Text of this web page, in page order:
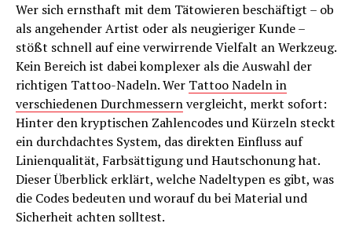
Wer sich ernsthaft mit dem Tätowieren beschäftigt – ob
als angehender Artist oder als neugieriger Kunde –
stößt schnell auf eine verwirrende Vielfalt an Werkzeug.
Kein Bereich ist dabei komplexer als die Auswahl der
richtigen Tattoo-Nadeln. Wer Tattoo Nadeln in
verschiedenen Durchmessernvergleicht, merkt sofort:
Hinter den kryptischen Zahlencodes und Kürzeln steckt
ein durchdachtes System, das direkten Einfluss auf
Linienqualität, Farbsättigung und Hautschonung hat.
Dieser Überblick erklärt, welche Nadeltypen es gibt, was
die Codes bedeuten und worauf du bei Material und
Sicherheit achten solltest.